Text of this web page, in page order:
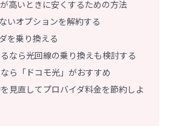
高いときに安くするための方法
いオプションを解約する
を乗り換える
なら光回線の乗り換えも検討する
ら「ドコモ光」がおすすめ
見直してプロバイダ料金を節約しよ